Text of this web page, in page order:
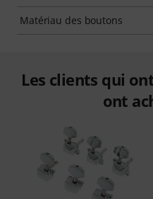
Matériau des boutons
Les clients qui
ont